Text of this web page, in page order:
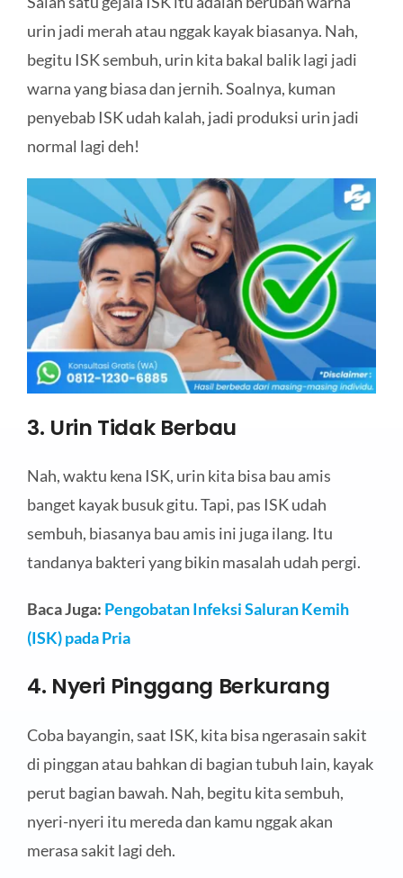
urin jadi merah atau nggak kayak biasanya. Nah,
begitu ISK sembuh, urin kita bakal balik lagi jadi
warna yang biasa dan jernih. Soalnya, kuman
penyebab ISK udah kalah, jadi produksi urin jadi
normal lagi deh!
3. Urin Tidak Berbau
Nah, waktu kena ISK, urin kita bisa bau amis
banget kayak busuk gitu. Tapi, pas ISK udah
sembuh, biasanya bau amis ini juga ilang. Itu
tandanya bakteri yang bikin masalah udah pergi.
Baca Juga: Pengobatan Infeksi Saluran Kemih
(ISK) pada Pria
4. Nyeri Pinggang Berkurang
Coba bayangin, saat ISK, kita bisa ngerasain sakit
di pinggan atau bahkan di bagian tubuh lain, kayak
perut bagian bawah. Nah, begitu kita sembuh,
nyeri-nyeri itu mereda dan kamu nggak akan
merasa sakit lagi deh.